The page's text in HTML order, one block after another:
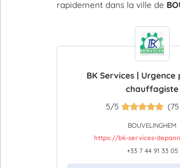
rapidement dans la ville de
BK Services |
chauffagiste
5/5
BOUVELINGHEM
https://bk-services-
+33 7 44 91 33 05